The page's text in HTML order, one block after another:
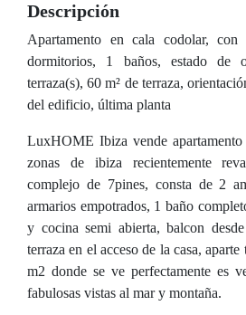
Descripción
Apartamento en cala codolar,
dormitorios, 1 baños, estado de
terraza(s), 60 m² de terraza,
del edificio, última planta
LuxHOME Ibiza vende
zonas de ibiza recientemente
complejo de 7pines, consta de 2
armarios empotrados, 1 baño
y cocina semi abierta, balcon
terraza en el acceso de la casa,
m2 donde se ve perfectamente es
fabulosas vistas al mar y montaña.